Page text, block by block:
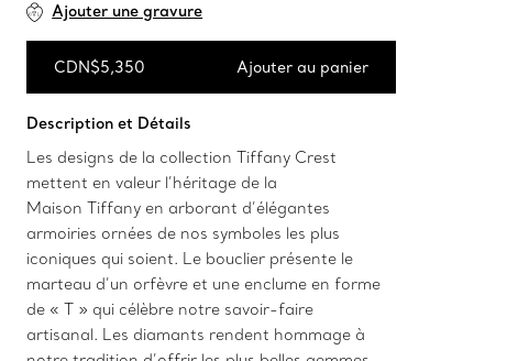
Ajouter une gravure
CDN$5,350 Ajouter au panier
Description et Détails
Les designs de la collection Tiffany Crest
mettent en valeur l’héritage de la
Maison Tiffany en arborant d’élégantes
armoiries ornées de nos symboles les plus
iconiques qui soient. Le bouclier présente le
marteau d’un orfèvre et une enclume en forme
de « T » qui célèbre notre savoir-faire
artisanal. Les diamants rendent hommage à